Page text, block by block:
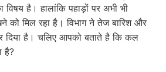
है। हालांकि पहाड़ों पर अभी भी
मिल रहा है। विभाग ने तेज बारिश और
दिया है। चलिए आपको बताते है कि कल
है?